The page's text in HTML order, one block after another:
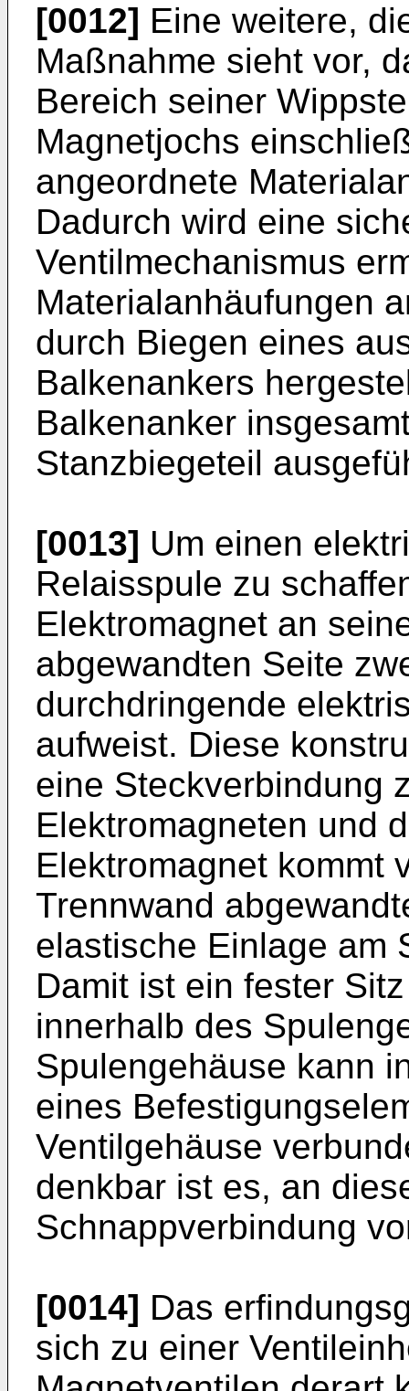
[0012] Eine weitere,
Maßnahme sieht vor,
Bereich seiner
Magnetjochs
angeordnete
Dadurch wird eine
Ventilmechanismus
Materialanhäufungen
durch Biegen eines
Balkenankers
Balkenanker
Stanzbiegeteil
[0013] Um einen
Relaisspule zu
Elektromagnet an
abgewandten Seite
durchdringende
aufweist. Diese
eine Steckverbindung
Elektromagneten und
Elektromagnet kommt
Trennwand
elastische Einlage am
Damit ist ein fester
innerhalb des
Spulengehäuse kann
eines
Ventilgehäuse
denkbar ist es, an
Schnappverbindung
[0014] Das
sich zu einer